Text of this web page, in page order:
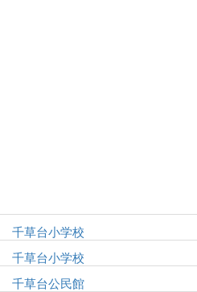
千草台小学校
千草台小学校
千草台公民館